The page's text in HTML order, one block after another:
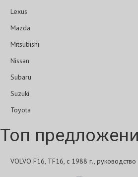
Lexus
Mazda
Mitsubishi
Nissan
Subaru
Suzuki
Toyota
Топ
VOLVO F16, TF16, с 1988 г.,